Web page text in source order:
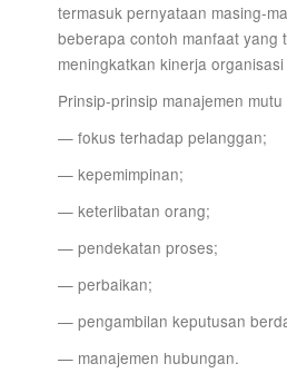
termasuk pernyataan masing-
beberapa contoh manfaat
meningkatkan kinerja
Prinsip-prinsip manajemen mutu
— fokus terhadap pelanggan;
— kepemimpinan;
— keterlibatan orang;
— pendekatan proses;
— perbaikan;
— pengambilan keputusan
— manajemen hubungan.